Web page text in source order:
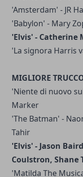
'Amsterdam' - JR
'Babylon' - Mary
'Elvis' - Catherine
'La signora Harris
MIGLIORE
'Niente di nuovo
Marker
'The Batman' -
Tahir
'Elvis' - Jason
Coulstron, Shane
'Matilda The